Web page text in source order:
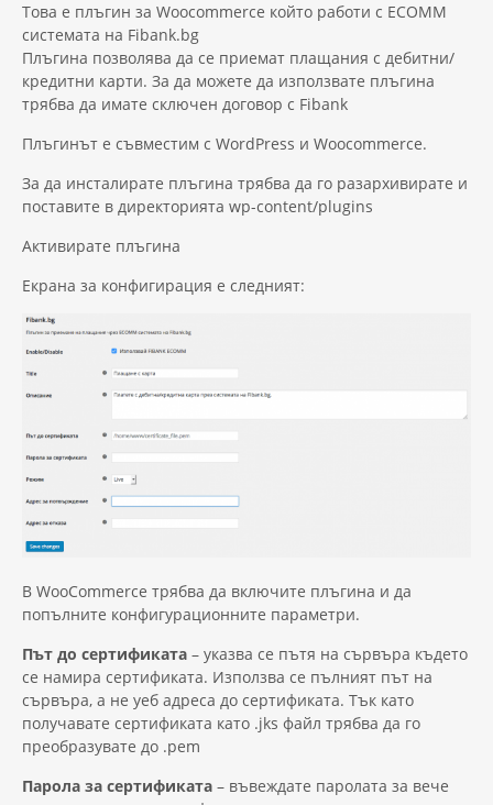
Това е плъгин за Woocommerce който работи с ECOMM
системата на Fibank.bg
Плъгина позволява да се приемат плащания с дебитни/
кредитни карти. За да можете да използвате плъгина
трябва да имате сключен договор с Fibank
Плъгинът е съвместим с WordPress и Woocommerce.
За да инсталирате плъгина трябва да го разархивирате и
поставите в директорията wp-content/plugins
Активирате плъгина
Екрана за конфигирация е следният:
В WooCommerce трябва да включите плъгина и да
попълните конфигурационните параметри.
Път до сертификата – указва се пътя на сървъра където
се намира сертификата. Използва се пълният път на
сървъра, а не уеб адреса до сертификата. Тък като
получавате сертификата като .jks файл трябва да го
преобразувате до .pem
Парола за сертификата – въвеждате паролата за вече